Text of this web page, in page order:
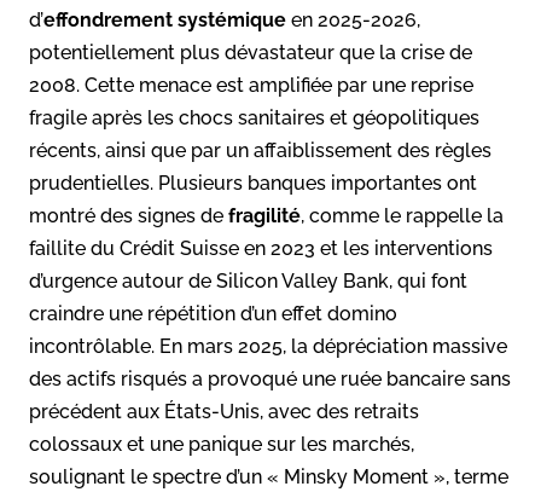
d’effondrement systémique en 2025-2026,
potentiellement plus dévastateur que la crise de
2008. Cette menace est amplifiée par une reprise
fragile après les chocs sanitaires et géopolitiques
récents, ainsi que par un affaiblissement des règles
prudentielles. Plusieurs banques importantes ont
montré des signes de fragilité, comme le rappelle la
faillite du Crédit Suisse en 2023 et les interventions
d’urgence autour de Silicon Valley Bank, qui font
craindre une répétition d’un effet domino
incontrôlable. En mars 2025, la dépréciation massive
des actifs risqués a provoqué une ruée bancaire sans
précédent aux États-Unis, avec des retraits
colossaux et une panique sur les marchés,
soulignant le spectre d’un « Minsky Moment », terme